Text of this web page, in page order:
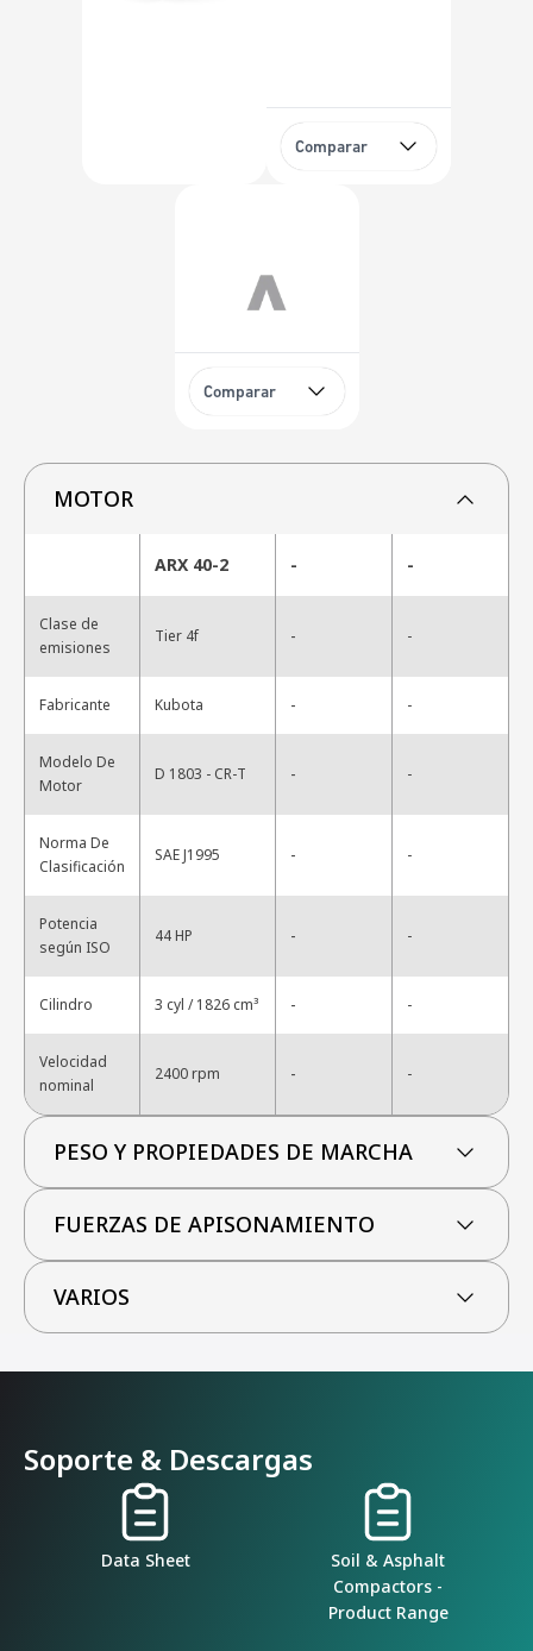
Comparar
Comparar
MOTOR
ARX 40-2 - -
Clase de
emisiones
Tier 4f - -
Fabricante Kubota - -
Modelo De
Motor
D 1803 - CR-T - -
Norma De
Clasificación
SAE J1995 - -
Potencia
según ISO
44 HP - -
Cilindro 3 cyl / 1826 cm³ - -
Velocidad
nominal
2400 rpm - -
PESO Y PROPIEDADES DE MARCHA
FUERZAS DE APISONAMIENTO
VARIOS
Soporte & Descargas
Data Sheet
Soil & Asphalt
Compactors -
Product Range